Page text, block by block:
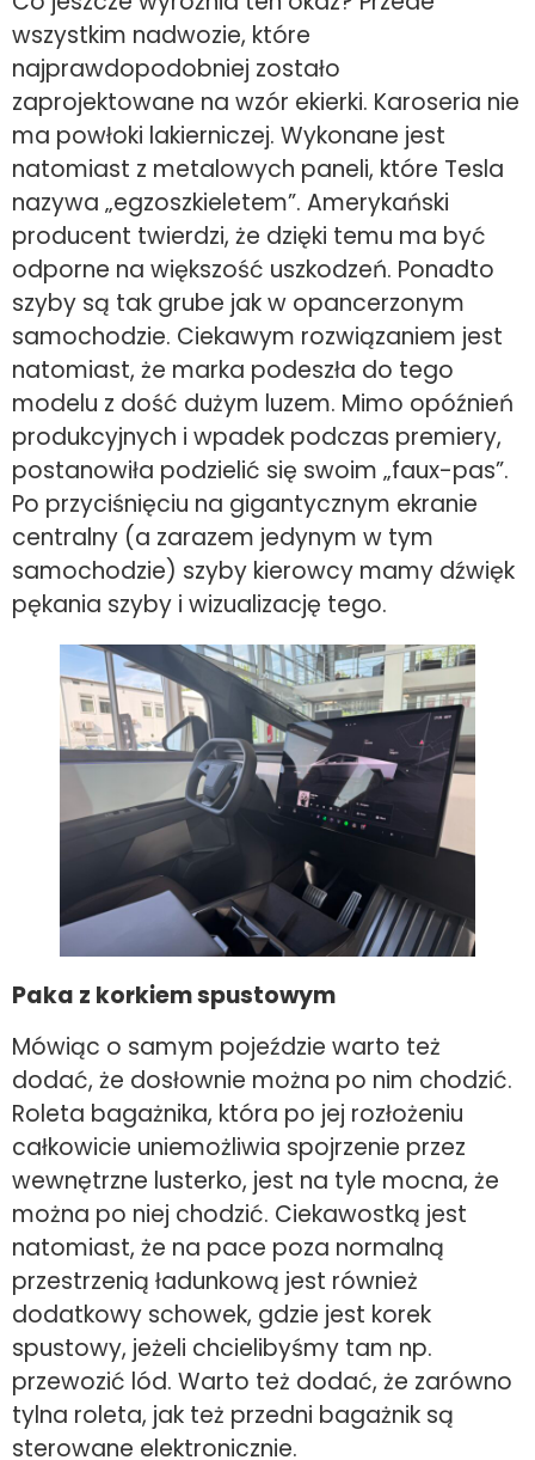
wszystkim nadwozie, które
najprawdopodobniej zostało
zaprojektowane na wzór ekierki. Karoseria nie
ma powłoki lakierniczej. Wykonane jest
natomiast z metalowych paneli, które Tesla
nazywa „egzoszkieletem”. Amerykański
producent twierdzi, że dzięki temu ma być
odporne na większość uszkodzeń. Ponadto
szyby są tak grube jak w opancerzonym
samochodzie. Ciekawym rozwiązaniem jest
natomiast, że marka podeszła do tego
modelu z dość dużym luzem. Mimo opóźnień
produkcyjnych i wpadek podczas premiery,
postanowiła podzielić się swoim „faux-pas”.
Po przyciśnięciu na gigantycznym ekranie
centralny (a zarazem jedynym w tym
samochodzie) szyby kierowcy mamy dźwięk
pękania szyby i wizualizację tego.
Paka z korkiem spustowym
Mówiąc o samym pojeździe warto też
dodać, że dosłownie można po nim chodzić.
Roleta bagażnika, która po jej rozłożeniu
całkowicie uniemożliwia spojrzenie przez
wewnętrzne lusterko, jest na tyle mocna, że
można po niej chodzić. Ciekawostką jest
natomiast, że na pace poza normalną
przestrzenią ładunkową jest również
dodatkowy schowek, gdzie jest korek
spustowy, jeżeli chcielibyśmy tam np.
przewozić lód. Warto też dodać, że zarówno
tylna roleta, jak też przedni bagażnik są
sterowane elektronicznie.